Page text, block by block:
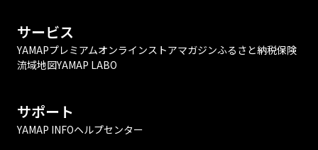
サービス
YAMAPプレミアムオンラインストアマガジンふるさと納税保険
流域地図YAMAP LABO
サポート
YAMAP INFOヘルプセンター